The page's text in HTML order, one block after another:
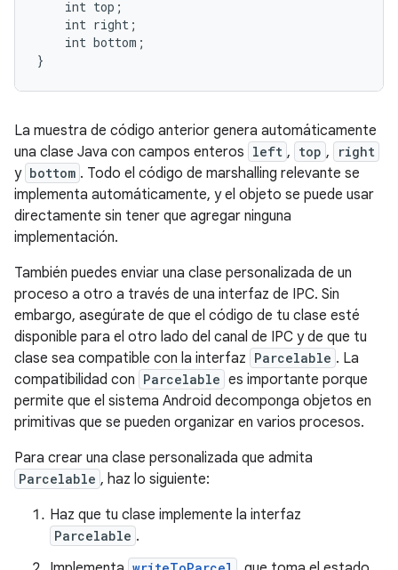
    int top;
    int right;
    int bottom;
La muestra de código anterior genera automáticamente
una clase Java con campos enteros left , top , right
y bottom . Todo el código de marshalling relevante se
implementa automáticamente, y el objeto se puede usar
directamente sin tener que agregar ninguna
implementación.
También puedes enviar una clase personalizada de un
proceso a otro a través de una interfaz de IPC. Sin
embargo, asegúrate de que el código de tu clase esté
disponible para el otro lado del canal de IPC y de que tu
clase sea compatible con la interfaz Parcelable . La
compatibilidad con Parcelable es importante porque
permite que el sistema Android decomponga objetos en
primitivas que se pueden organizar en varios procesos.
Para crear una clase personalizada que admita
Parcelable , haz lo siguiente:
Haz que tu clase implemente la interfaz
Parcelable .